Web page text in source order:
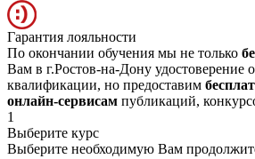
Гарантия лояльности
По окончании обучения мы не только
Вам в г.Ростов-на-Дону удостоверение
квалификации, но предоставим
онлайн-сервисам публикаций,
1
Выберите курс
Выберите необходимую Вам